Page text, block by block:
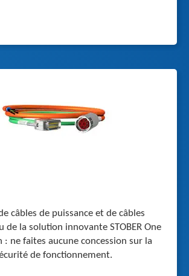
câbles de puissance et de câbles
de la solution innovante STOBER One
: ne faites aucune concession sur la
de fonctionnement.